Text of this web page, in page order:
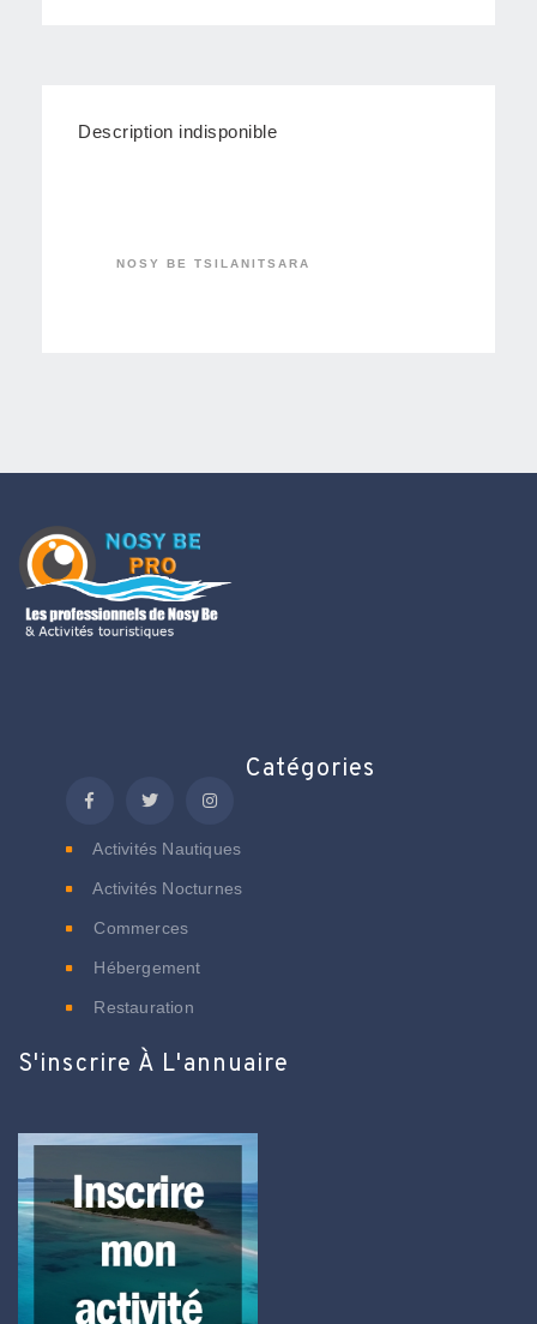
Description indisponible
NOSY BE TSILANITSARA
Catégories
Activités Nautiques
Activités Nocturnes
Commerces
Hébergement
Restauration
S'inscrire À L'annuaire